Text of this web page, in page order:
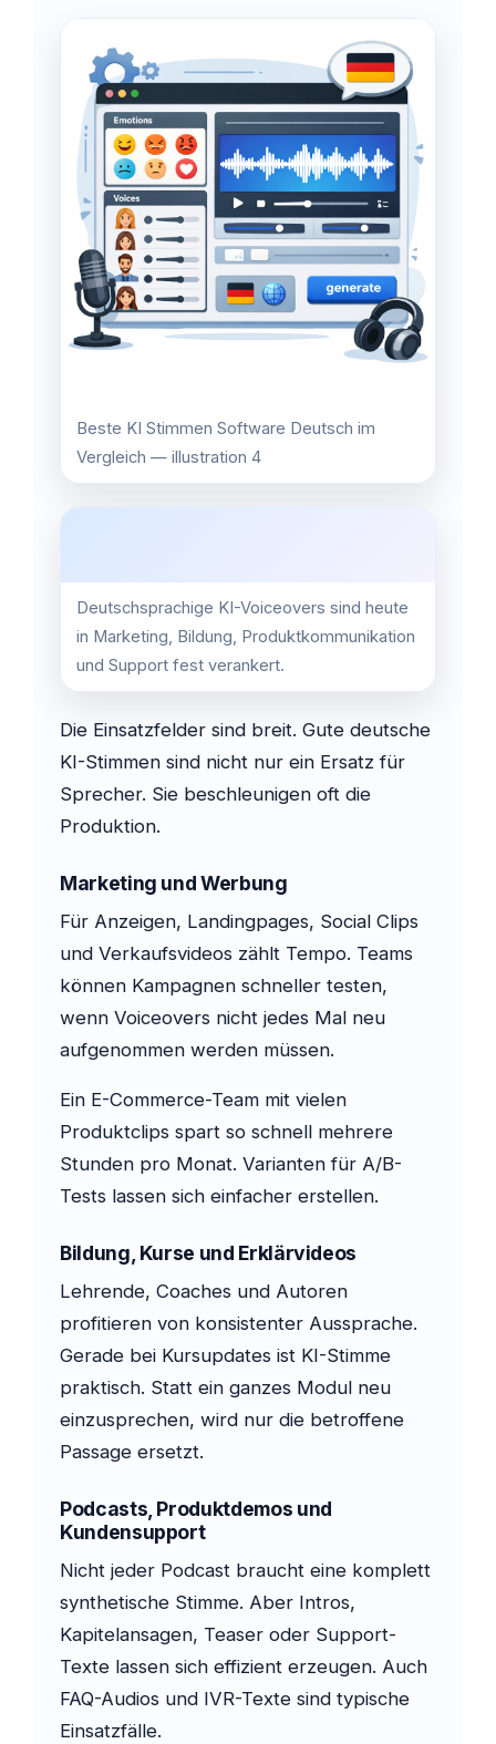
Beste KI Stimmen Software Deutsch im
Vergleich — illustration 4
Deutschsprachige KI-Voiceovers sind heute
in Marketing, Bildung, Produktkommunikation
und Support fest verankert.
Die Einsatzfelder sind breit. Gute deutsche
KI-Stimmen sind nicht nur ein Ersatz für
Sprecher. Sie beschleunigen oft die
Produktion.
Marketing und Werbung
Für Anzeigen, Landingpages, Social Clips
und Verkaufsvideos zählt Tempo. Teams
können Kampagnen schneller testen,
wenn Voiceovers nicht jedes Mal neu
aufgenommen werden müssen.
Ein E-Commerce-Team mit vielen
Produktclips spart so schnell mehrere
Stunden pro Monat. Varianten für A/B-
Tests lassen sich einfacher erstellen.
Bildung, Kurse und Erklärvideos
Lehrende, Coaches und Autoren
profitieren von konsistenter Aussprache.
Gerade bei Kursupdates ist KI-Stimme
praktisch. Statt ein ganzes Modul neu
einzusprechen, wird nur die betroffene
Passage ersetzt.
Podcasts, Produktdemos und
Kundensupport
Nicht jeder Podcast braucht eine komplett
synthetische Stimme. Aber Intros,
Kapitelansagen, Teaser oder Support-
Texte lassen sich effizient erzeugen. Auch
FAQ-Audios und IVR-Texte sind typische
Einsatzfälle.